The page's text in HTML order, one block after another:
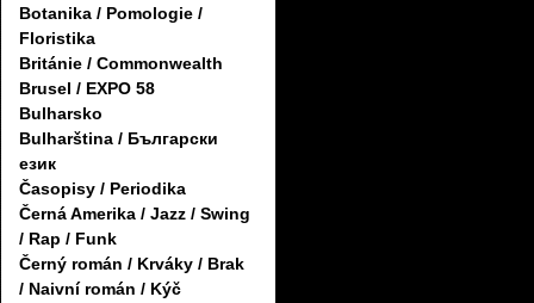
Botanika / Pomologie /
Floristika
Británie / Commonwealth
Brusel / EXPO 58
Bulharsko
Bulharština / Български
език
Časopisy / Periodika
Černá Amerika / Jazz / Swing
/ Rap / Funk
Černý román / Krváky / Brak
/ Naivní román / Kýč